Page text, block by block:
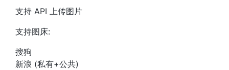
支持 API 上传图片
支持图床:
搜狗
新浪 (私有+公共)